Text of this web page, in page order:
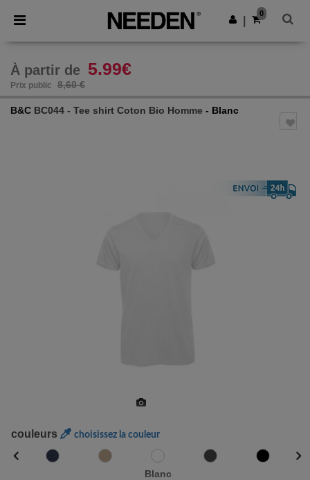
× Appli Needen
Meilleurs prix sur l’app !
Obtenir l'appli
0
À partir de 5.99€
Prix public 8,60 €
B&C BC044 - Tee shirt Coton Bio Homme - Blanc
couleurs choisissez la couleur
Blanc